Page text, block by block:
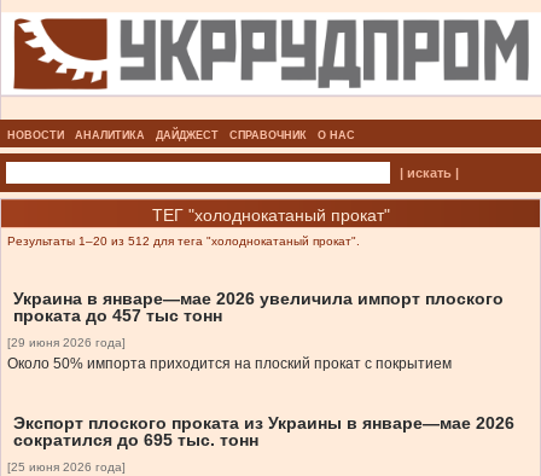
НОВОСТИ АНАЛИТИКА ДАЙДЖЕСТ СПРАВОЧНИК О НАС
| искать |
ТЕГ "холоднокатаный прокат"
Результаты 1–20 из 512 для тега "холоднокатаный прокат".
Украина в январе—мае 2026 увеличила импорт плоского
проката до 457 тыс тонн
[29 июня 2026 года]
Около 50% импорта приходится на плоский прокат с покрытием
Экспорт плоского проката из Украины в январе—мае 2026
сократился до 695 тыс. тонн
[25 июня 2026 года]